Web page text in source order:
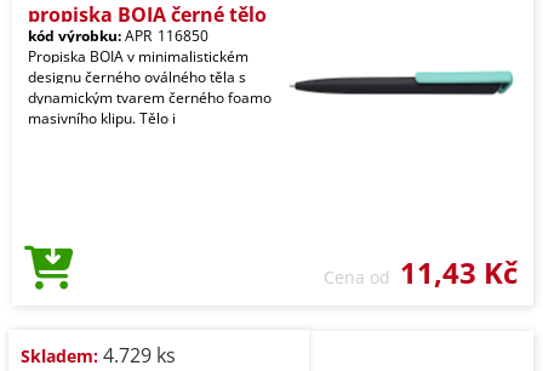
propiska BOIA černé tělo
kód výrobku:APR_116850
Propiska BOIA v minimalistickém
designu černého oválného těla s
dynamickým tvarem černého foamo
masivního klipu. Tělo i
Cena od 11,43 Kč
Skladem: 4.729 ks